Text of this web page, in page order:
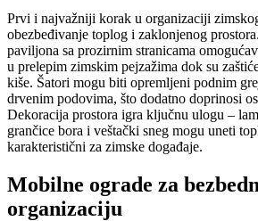
Prvi i najvažniji korak u organizaciji
obezbeđivanje toplog i zaklonjenog
paviljona sa prozirnim stranicama
u prelepim zimskim pejzažima dok su
kiše. Šatori mogu biti opremljeni podnim
drvenim podovima, što dodatno doprinosi
Dekoracija prostora igra ključnu ulogu –
grančice bora i veštački sneg mogu uneti
karakteristični za zimske događaje.
Mobilne ograde za
organizaciju